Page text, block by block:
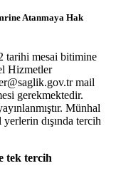
Atanmaya Hak
tarihi mesai bitimine
Hizmetler
mail
gerekmektedir.
Münhal
dışında tercih
tek tercih